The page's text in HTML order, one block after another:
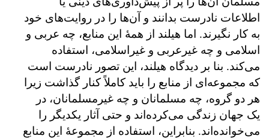
اطلاعات نادرست بدانند و آن‌ها را در روایت‌های خود
به ‌کار نگیرند. اما هیلند از همهٔ این منابع، چه عربی و
اسلامی و چه غیرعربی و غیراسلامی، استفاده
می‌کند. بنا بر دیدگاه هیلند، این تصور نادرست است
که مجموعه‌ای از منابع را باید کاملاً کنار گذاشت زیرا
هر دو گروه، چه مسلمانان و چه غیرمسلمانان، در
یک جهان زندگی می‌کرده‌اند و حتی آثار یکدیگر را
می‌خوانده‌اند. بنابراین، استفاده از مجموعهٔ این منابع